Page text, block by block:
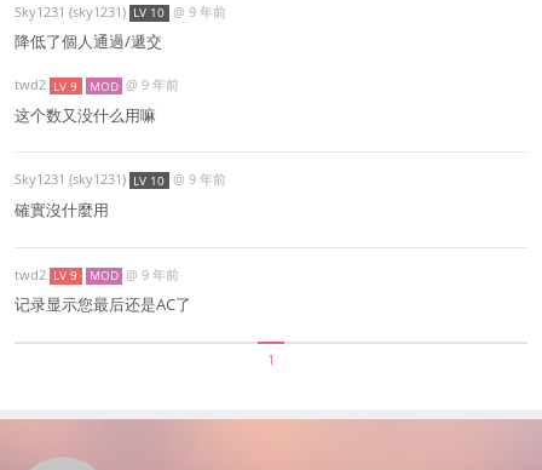
Sky1231 (sky1231) LV 10 @ 9 年前
降低了個人通過/遞交
twd2 LV 9 MOD @9 年前
这个数又没什么用嘛
Sky1231 (sky1231) LV 10 @ 9 年前
確實沒什麼用
twd2 LV 9 MOD @9 年前
记录显示您最后还是AC了
1